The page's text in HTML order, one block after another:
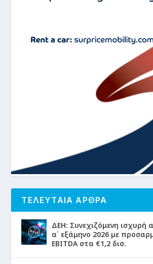
ΤΕΛΕΥΤΑΙΑ ΑΡΘΡΑ
ΔΕΗ: Συνεχιζόμενη ισχυρή
α΄ εξάμηνο 2026 με
EBITDA στα €1,2 δισ.